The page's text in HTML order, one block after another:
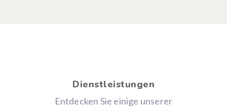
Dienstleistungen
Entdecken Sie einige unserer